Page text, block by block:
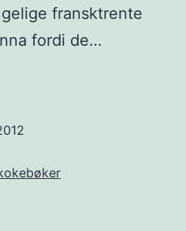
fransktrente
fordi de…